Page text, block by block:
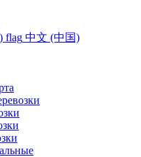
中文 (中国)